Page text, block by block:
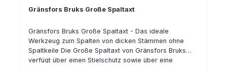
Gränsfors Bruks Große Spaltaxt
Gränsfors Bruks Große Spaltaxt - Das ideale
Werkzeug zum Spalten von dicken Stämmen ohne
Spaltkeile Die Große Spaltaxt von Gränsfors Bruks
verfügt über einen Stielschutz sowie über eine